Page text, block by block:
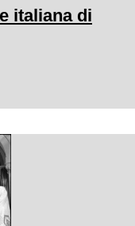
italiana di